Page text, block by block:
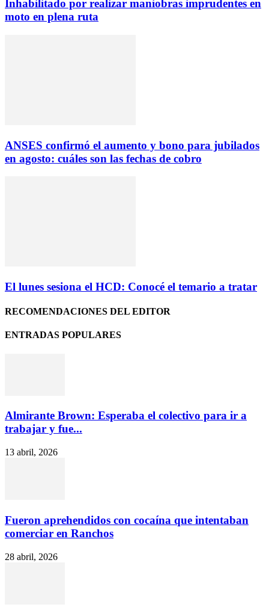
Inhabilitado por realizar maniobras imprudentes en
moto en plena ruta
ANSES confirmó el aumento y bono para jubilados
en agosto: cuáles son las fechas de cobro
El lunes sesiona el HCD: Conocé el temario a tratar
RECOMENDACIONES DEL EDITOR
ENTRADAS POPULARES
Almirante Brown: Esperaba el colectivo para ir a
trabajar y fue...
13 abril, 2026
Fueron aprehendidos con cocaína que intentaban
comerciar en Ranchos
28 abril, 2026